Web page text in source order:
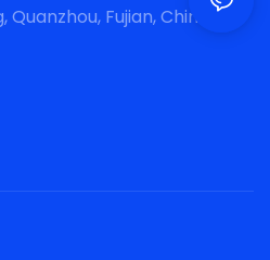
Quanzhou, Fujian, China